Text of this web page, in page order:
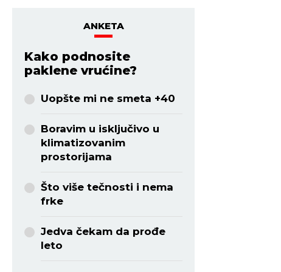
ANKETA
Kako podnosite
paklene vrućine?
Uopšte mi ne smeta +40
Boravim u isključivo u
klimatizovanim
prostorijama
Što više tečnosti i nema
frke
Jedva čekam da prođe
leto